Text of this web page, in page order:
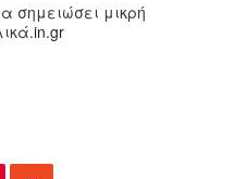
σημειώσει μικρή
in.gr